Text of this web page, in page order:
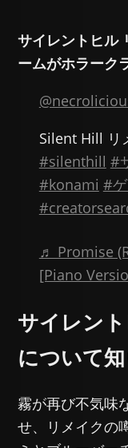
サイレントヒル
ームがホラーク
Silent Hill リ
#silenthill #
#konami #
♬ Promise
[Piano
サイレン
について
霧が再び不気味
せ、リメイクの